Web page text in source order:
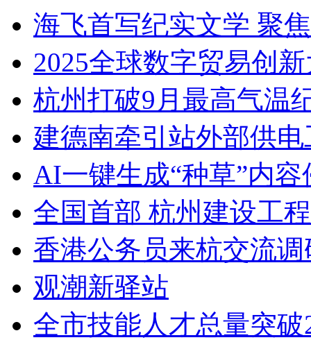
海飞首写纪实文学 聚
2025全球数字贸易创
杭州打破9月最高气温
建德南牵引站外部供
AI一键生成“种草”内
全国首部 杭州建设工
香港公务员来杭交流调
观潮新驿站
全市技能人才总量突破